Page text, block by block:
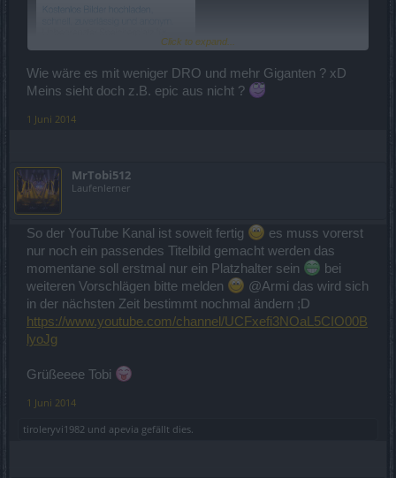
Click to expand...
Wie wäre es mit weniger DRO und mehr Giganten ? xD
Meins sieht doch z.B. epic aus nicht ?
1 Juni 2014
MrTobi512
Laufenlerner
So der YouTube Kanal ist soweit fertig
es muss vorerst
nur noch ein passendes Titelbild gemacht werden das
momentane soll erstmal nur ein Platzhalter sein
bei
weiteren Vorschlägen bitte melden
@Armi das wird sich
in der nächsten Zeit bestimmt nochmal ändern ;D
https://www.youtube.com/channel/UCFxefi3NOaL5CIO00B
lyoJg
Grüßeeee Tobi
1 Juni 2014
tiroleryvi1982 und apevia gefällt dies.